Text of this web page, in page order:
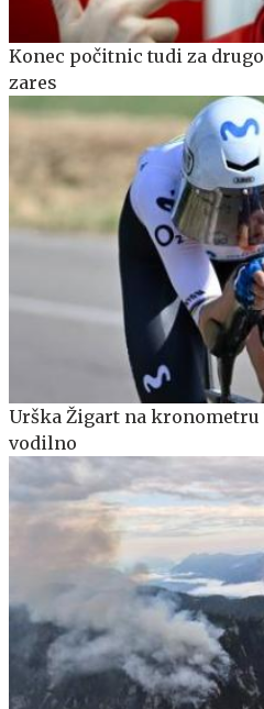
Konec počitnic tudi za
zares
Urška Žigart na kronometru
vodilno